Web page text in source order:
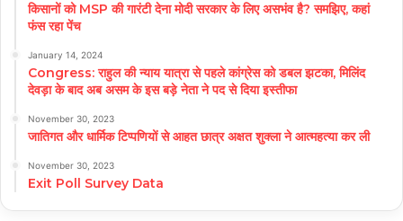
किसानों को MSP की गारंटी देना मोदी सरकार के लिए असभंव है? समझिए, कहां
फंस रहा पेंच
January 14, 2024
Congress: राहुल की न्याय यात्रा से पहले कांग्रेस को डबल झटका, मिलिंद
देवड़ा के बाद अब असम के इस बड़े नेता ने पद से दिया इस्तीफा
November 30, 2023
जातिगत और धार्मिक टिप्पणियों से आहत छात्र अक्षत शुक्ला ने आत्महत्या कर ली
November 30, 2023
Exit Poll Survey Data